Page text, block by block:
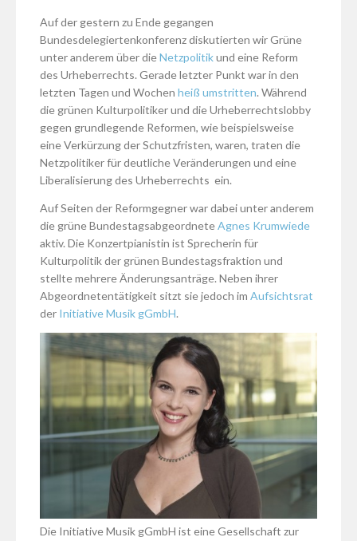
Auf der gestern zu Ende gegangen
Bundesdelegiertenkonferenz diskutierten wir Grüne
unter anderem über dieNetzpolitikund eine Reform
des Urheberrechts. Gerade letzter Punkt war in den
letzten Tagen und Wochen heiß umstritten. Während
die grünen Kulturpolitiker und die Urheberrechtslobby
gegen grundlegende Reformen, wie beispielsweise
eine Verkürzung der Schutzfristen, waren, traten die
Netzpolitiker für deutliche Veränderungen und eine
Liberalisierung des Urheberrechts ein.
Auf Seiten der Reformgegner war dabei unter anderem
die grüne BundestagsabgeordneteAgnes Krumwiede
aktiv. Die Konzertpianistin ist Sprecherin für
Kulturpolitik der grünen Bundestagsfraktion und
stellte mehrere Änderungsanträge. Neben ihrer
Abgeordnetentätigkeit sitzt sie jedoch im Aufsichtsrat
der Initiative Musik gGmbH.
Die Initiative Musik gGmbH ist eine Gesellschaft zur